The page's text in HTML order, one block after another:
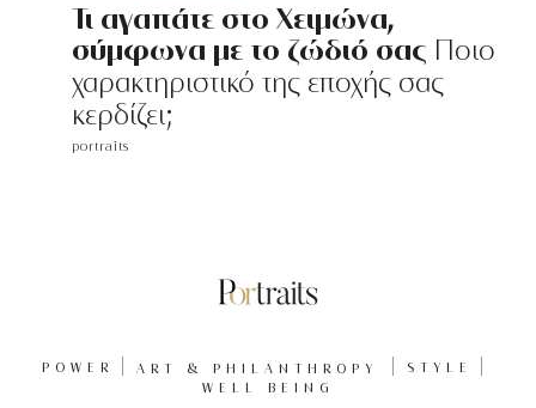
Τι αγαπάτε στο Χειμώνα,
σύμφωνα με το ζώδιό σας Ποιο
χαρακτηριστικό της εποχής σας
κερδίζει;
portraits
POWER ART & PHILANTHROPY
STYLE
WELL BEING